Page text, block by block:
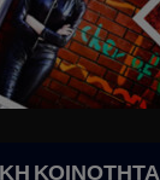
18 Χρόνια
ΚΟΙΝΟΤΗΤΑ